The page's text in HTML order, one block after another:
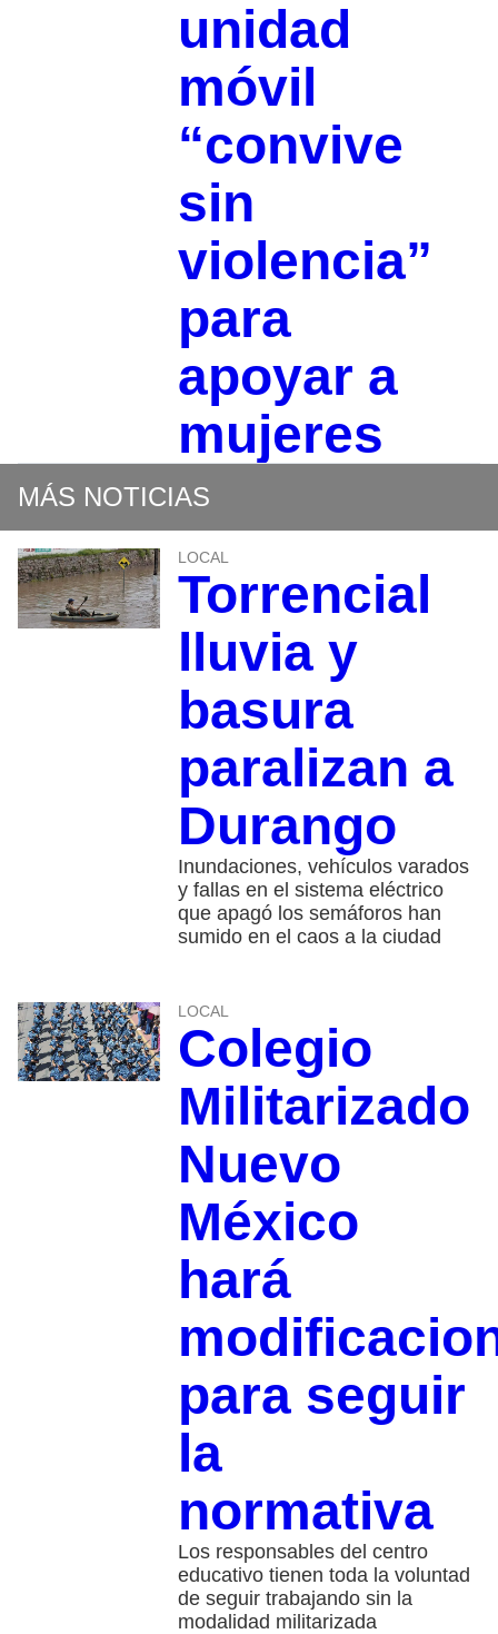
unidad
móvil
“convive
sin
violencia”
para
apoyar a
mujeres
MÁS NOTICIAS
LOCAL
Torrencial
lluvia y
basura
paralizan a
Durango
Inundaciones, vehículos varados
y fallas en el sistema eléctrico
que apagó los semáforos han
sumido en el caos a la ciudad
LOCAL
Colegio
Militarizado
Nuevo
México
hará
para seguir
la
normativa
Los responsables del centro
educativo tienen toda la voluntad
de seguir trabajando sin la
modalidad militarizada